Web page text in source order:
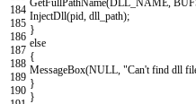
184
185
186
187
188
189
190
GetFullPathName(DLL_NAME,
InjectDll(pid, dll_path);
}
else
{
MessageBox(NULL, "Can't find dll
}
}